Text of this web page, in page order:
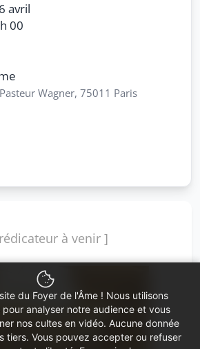
à venir ]
avril
00
Wagner, 75011 Paris
du Foyer de l'Âme ! Nous utilisons
analyser notre audience et vous
nos cultes en vidéo. Aucune donnée
tiers. Vous pouvez accepter ou refuser